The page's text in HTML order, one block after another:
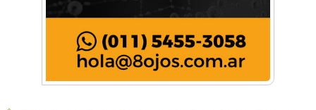
Buenos Aires Equipar